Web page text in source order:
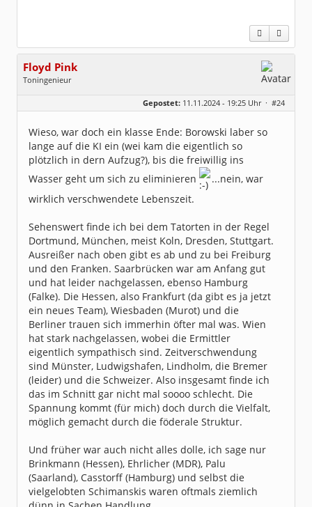
Floyd Pink
Toningenieur
Beiträge:
7827
Gepostet: 11.11.2024 - 19:25 Uhr · #24
Wieso, war doch ein klasse Ende: Borowski laber so
lange auf die KI ein (wei kam die eigentlich so
plötzlich in dern Aufzug?), bis die freiwillig ins
Wasser geht um sich zu eliminieren
...nein, war
wirklich verschwendete Lebenszeit.
Sehenswert finde ich bei dem Tatorten in der Regel
Dortmund, München, meist Koln, Dresden, Stuttgart.
Ausreißer nach oben gibt es ab und zu bei Freiburg
und den Franken. Saarbrücken war am Anfang gut
und hat leider nachgelassen, ebenso Hamburg
(Falke). Die Hessen, also Frankfurt (da gibt es ja jetzt
ein neues Team), Wiesbaden (Murot) und die
Berliner trauen sich immerhin öfter mal was. Wien
hat stark nachgelassen, wobei die Ermittler
eigentlich sympathisch sind. Zeitverschwendung
sind Münster, Ludwigshafen, Lindholm, die Bremer
(leider) und die Schweizer. Also insgesamt finde ich
das im Schnitt gar nicht mal soooo schlecht. Die
Spannung kommt (für mich) doch durch die Vielfalt,
möglich gemacht durch die föderale Struktur.
Und früher war auch nicht alles dolle, ich sage nur
Brinkmann (Hessen), Ehrlicher (MDR), Palu
(Saarland), Casstorff (Hamburg) und selbst die
vielgelobten Schimanskis waren oftmals ziemlich